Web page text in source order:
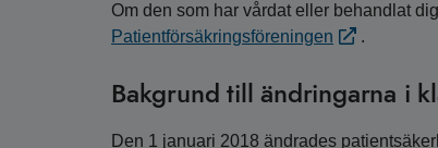
Om den som har vårdat eller behandlat
Patientförsäkringsföreningen
.
Bakgrund till ändringarna i
Den 1 januari 2018 ändrades